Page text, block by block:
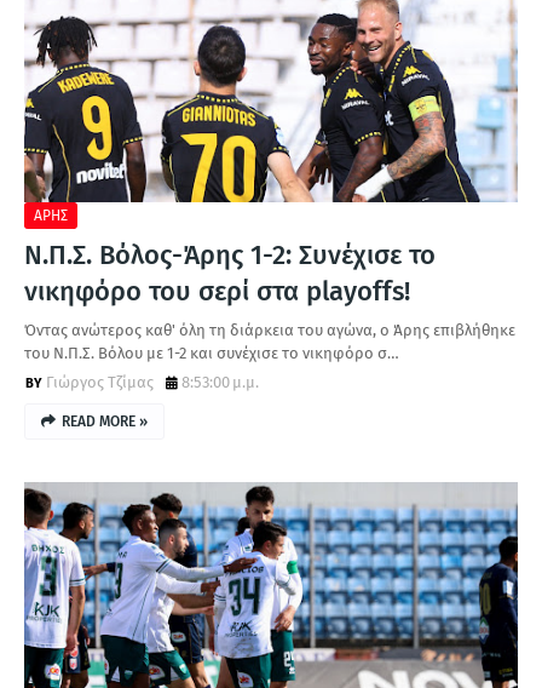
ΑΡΗΣ
Ν.Π.Σ. Βόλος-Άρης 1-2: Συνέχισε το
νικηφόρο του σερί στα playoffs!
Όντας ανώτερος καθ' όλη τη διάρκεια του αγώνα, ο Άρης επιβλήθηκε
του Ν.Π.Σ. Βόλου με 1-2 και συνέχισε το νικηφόρο σ…
Γιώργος Τζίμας
8:53:00 μ.μ.
READ MORE »